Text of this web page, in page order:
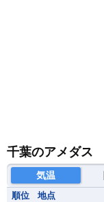
千葉のアメダス
気温
順位 地点